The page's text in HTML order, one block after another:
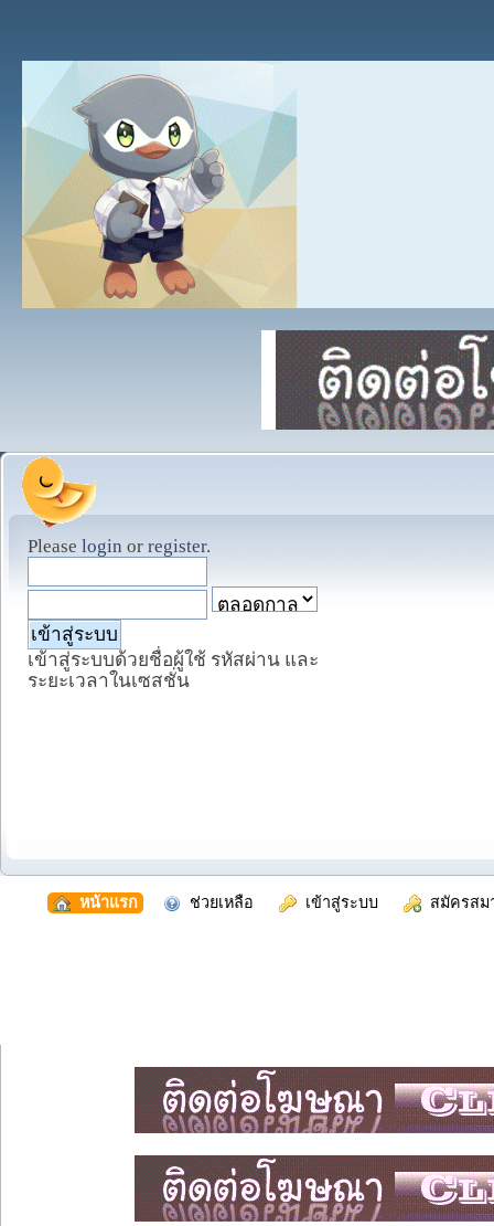
Please login or register.
เข้าสู่ระบบด้วยชื่อผู้ใช้ รหัสผ่าน และ
ระยะเวลาในเซสชั่น
หน้าแรก ช่วยเหลือ เข้าสู่ระบบ สมัครสม